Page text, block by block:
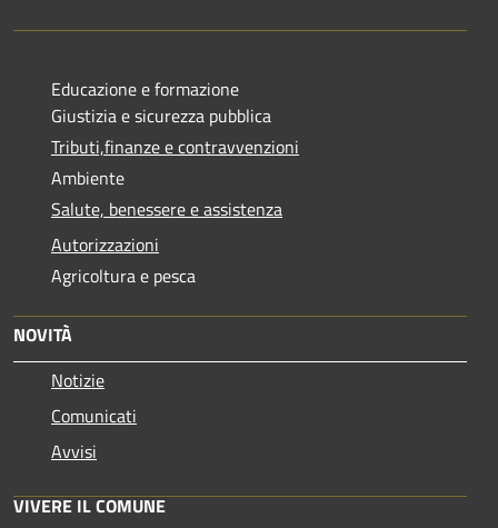
Educazione e formazione
Giustizia e sicurezza pubblica
Tributi,finanze e contravvenzioni
Ambiente
Salute, benessere e assistenza
Autorizzazioni
Agricoltura e pesca
NOVITÀ
Notizie
Comunicati
Avvisi
VIVERE IL COMUNE